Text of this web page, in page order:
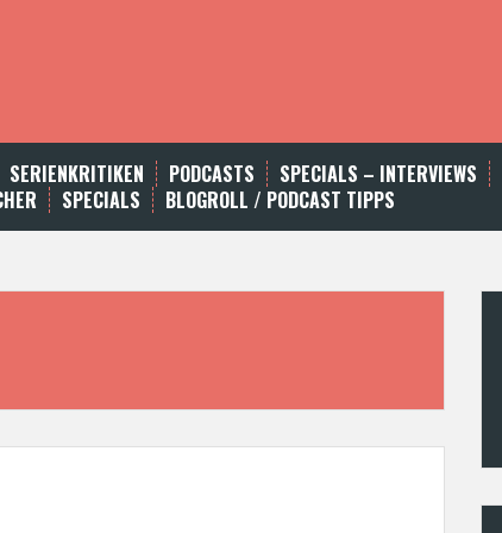
SERIENKRITIKEN PODCASTS SPECIALS – INTERVIEWS
SPECIALS BLOGROLL / PODCAST TIPPS